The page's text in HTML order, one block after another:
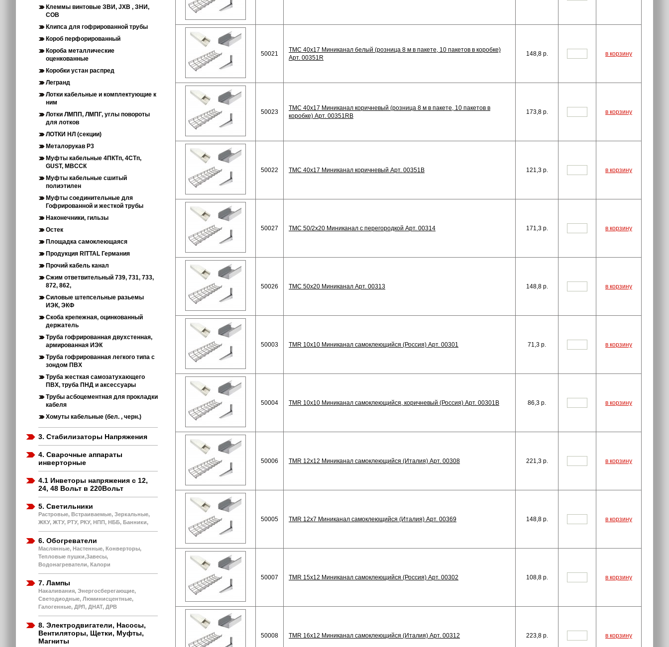
Клеммы винтовые ЗВИ, JXB , ЗНИ,
СОВ
Клипса для гофрированной трубы
Короб перфорированный
Короба металлические
оценкованные
Коробки устан распред
Легранд
Лотки кабельные и комплектующие к
ним
Лотки ЛМПП, ЛМПГ, углы повороты
для лотков
ЛОТКИ НЛ (секции)
Металорукав Р3
Муфты кабельные 4ПКТп, 4СТп,
GUST, МВССК
Муфты кабельные сшитый
полиэтилен
Муфты соединительные для
Гофрированной и жесткой трубы
Наконечники, гильзы
Остек
Площадка самоклеющаяся
Продукция RITTAL Германия
Прочий кабель канал
Сжим ответвительный 739, 731, 733,
872, 862,
Силовые штепсельные разьемы
ИЭК, ЭКФ
Скоба крепежная, оцинкованный
держатель
Труба гофрированная двухстенная,
армированная ИЭК
Труба гофрированная легкого типа с
зондом ПВХ
Труба жесткая самозатухающего
ПВХ, труба ПНД и аксессуары
Трубы асбоцементная для прокладки
кабеля
Хомуты кабельные (бел. , черн.)
3. Стабилизаторы Напряжения
4. Сварочные аппараты
инверторные
4.1 Инветоры напряжения с 12,
24, 48 Вольт в 220Вольт
5. Светильники
Растровые, Встраиваемые, Зеркальные,
ЖКУ, ЖТУ, РТУ, РКУ, НПП, НББ, Банники,
6. Обогреватели
Маслянные, Настенные, Конверторы,
Тепловые пушки,Завесы,
Водонагреватели, Калори
7. Лампы
Накаливания, Энергосберегающие,
Светодиодные, Люминисцентные,
Галогенные, ДРЛ, ДНАТ, ДРВ
8. Электродвигатели, Насосы,
Вентиляторы, Щетки, Муфты,
Магниты
50021
TMC 40x17 Миниканал белый (розница 8 м в пакете, 10 пакетов в коробке)
Арт. 00351R
148,8p. в корзину
50023
TMC 40x17 Миниканал коричневый (розница 8 м в пакете, 10 пакетов в
коробке) Арт. 00351RB
173,8p. в корзину
50022 TMC 40x17 Миниканал коричневый Арт. 00351B 121,3p. в корзину
50027 TMC 50/2x20 Миниканал с перегородкой Арт. 00314 171,3p. в корзину
50026 TMC 50x20 Миниканал Арт. 00313 148,8p. в корзину
50003 TMR 10х10 Миниканал самоклеющийся (Россия) Арт. 00301 71,3 p. в корзину
50004 TMR 10х10 Миниканал самоклеющийся, коричневый (Россия) Арт. 00301B 86,3 p. в корзину
50006 TMR 12x12 Миниканал самоклеющийся (Италия) Арт. 00308 221,3p. в корзину
50005 TMR 12x7 Миниканал самоклеющийся (Италия) Арт. 00369 148,8p. в корзину
50007 TMR 15х12 Миниканал самоклеющийся (Россия) Арт. 00302 108,8p. в корзину
50008 TMR 16x12 Миниканал самоклеющийся (Италия) Арт. 00312 223,8p. в корзину